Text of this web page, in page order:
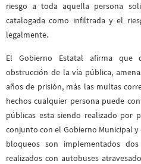
riesgo a toda aquella persona
catalogada como infiltrada y el
legalmente.
El Gobierno Estatal afirma que
obstrucción de la vía pública,
años de prisión, más las multas
hechos cualquier persona puede
públicas esta siendo realizado por
conjunto con el Gobierno Municipal
bloqueos son implementados
realizados con autobuses